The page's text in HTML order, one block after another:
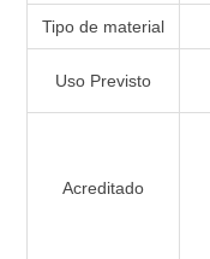
Tipo de material
Uso Previsto
Acreditado